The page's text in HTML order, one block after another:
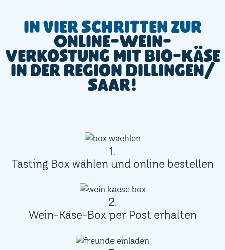
In vier Schritten zur
Online-Wein-
Verkostung mit Bio-Käse
in der Region Dillingen/
Saar!
1.
Tasting Box wählen und online bestellen
2.
Wein-Käse-Box per Post erhalten